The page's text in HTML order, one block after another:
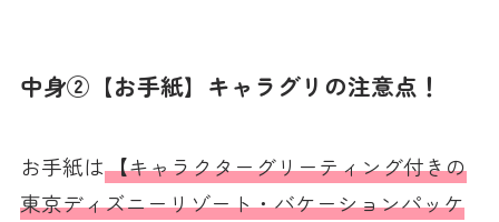
中身②【お手紙】キャラグリの注意点！
お手紙は【キャラクターグリーティング付きの
東京ディズニーリゾート・バケーションパッケ